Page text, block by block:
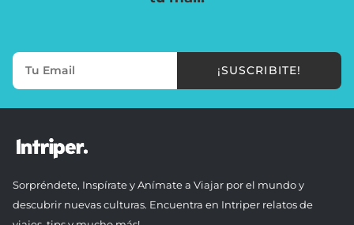
¡SUSCRIBITE!
Sorpréndete, Inspírate y Anímate a Viajar por el mundo y
descubrir nuevas culturas. Encuentra en Intriper relatos de